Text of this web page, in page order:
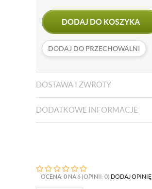
DODAJ DO KOSZYKA
DODAJ DO PRZECHOWALNI
DOSTAWA I ZWROTY
DODATKOWE INFORMACJE
OCENA: 0 NA 6 (OPINII: 0) DODAJ OPINIĘ